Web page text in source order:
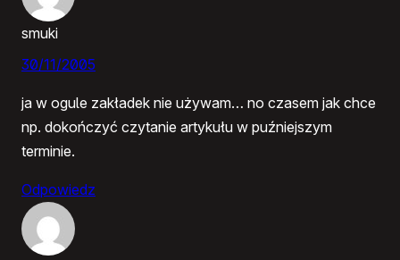
smuki
30/11/2005
ja w ogule zakładek nie używam… no czasem jak chce
np. dokończyć czytanie artykułu w puźniejszym
terminie.
Odpowiedz